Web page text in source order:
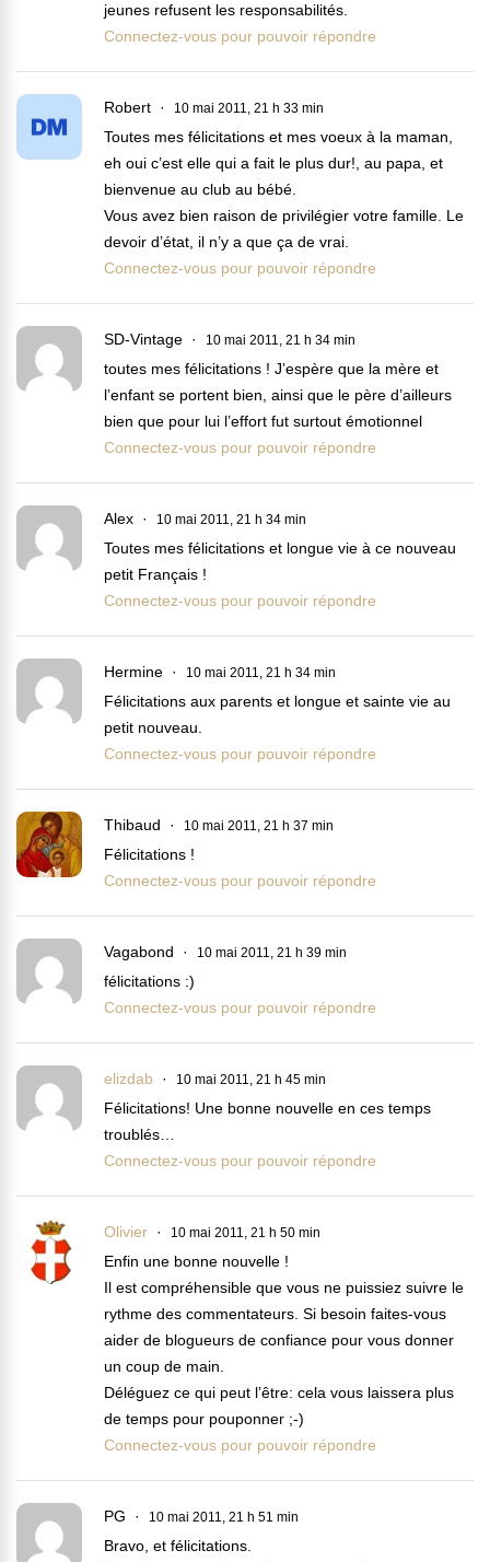
jeunes refusent les responsabilités.
Connectez-vous pour pouvoir répondre
Robert 10 mai 2011, 21 h 33 min
Toutes mes félicitations et mes voeux à la maman,
eh oui c’est elle qui a fait le plus dur!, au papa, et
bienvenue au club au bébé.
Vous avez bien raison de privilégier votre famille. Le
devoir d’état, il n’y a que ça de vrai.
Connectez-vous pour pouvoir répondre
SD-Vintage 10 mai 2011, 21 h 34 min
toutes mes félicitations ! J’espère que la mère et
l’enfant se portent bien, ainsi que le père d’ailleurs
bien que pour lui l’effort fut surtout émotionnel
Connectez-vous pour pouvoir répondre
Alex 10 mai 2011, 21 h 34 min
Toutes mes félicitations et longue vie à ce nouveau
petit Français !
Connectez-vous pour pouvoir répondre
Hermine 10 mai 2011, 21 h 34 min
Félicitations aux parents et longue et sainte vie au
petit nouveau.
Connectez-vous pour pouvoir répondre
Thibaud 10 mai 2011, 21 h 37 min
Félicitations !
Connectez-vous pour pouvoir répondre
Vagabond 10 mai 2011, 21 h 39 min
félicitations :)
Connectez-vous pour pouvoir répondre
elizdab 10 mai 2011, 21 h 45 min
Félicitations! Une bonne nouvelle en ces temps
troublés…
Connectez-vous pour pouvoir répondre
Olivier 10 mai 2011, 21 h 50 min
Enfin une bonne nouvelle !
Il est compréhensible que vous ne puissiez suivre le
rythme des commentateurs. Si besoin faites-vous
aider de blogueurs de confiance pour vous donner
un coup de main.
Déléguez ce qui peut l’être: cela vous laissera plus
de temps pour pouponner ;-)
Connectez-vous pour pouvoir répondre
PG 10 mai 2011, 21 h 51 min
Bravo, et félicitations.